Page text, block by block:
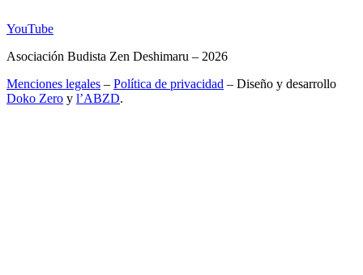
YouTube
Asociación Budista Zen Deshimaru – 2026
Menciones legales – Política de privacidad – Diseño y desarrollo
Doko Zero y l’ABZD.